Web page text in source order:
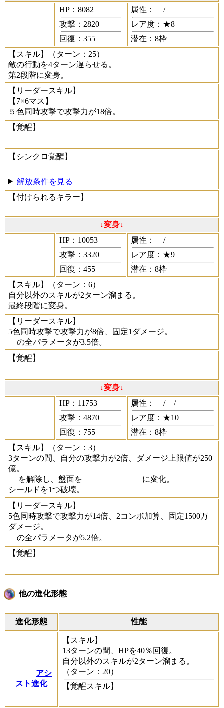
HP：8082
攻撃：2820
回復：355
属性：
/
レア度：★8
潜在：8枠
【スキル】
（ターン：25）
敵の行動を4ターン遅らせる。
第2段階に変身。
【リーダースキル】
【7×6マス】
５色同時攻撃で攻撃力が18倍。
【覚醒】
【シンクロ覚醒】
解放条件を見る
【付けられるキラー】
↓変身↓
HP：10053
攻撃：3320
回復：455
属性：
/
レア度：★9
潜在：8枠
【スキル】
（ターン：6）
自分以外のスキルが2ターン溜まる。
最終段階に変身。
【リーダースキル】
5色同時攻撃で攻撃力が8倍、固定1ダメージ。
の全パラメータが3.5倍。
【覚醒】
↓変身↓
HP：11753
攻撃：4870
回復：755
属性： /
/
レア度：★10
潜在：8枠
【スキル】
（ターン：3）
3ターンの間、自分の攻撃力が2倍、ダメージ上限値が250
億。
を解除し、盤面を
に変化。
シールドを1つ破壊。
【リーダースキル】
5色同時攻撃で攻撃力が14倍、2コンボ加算、固定1500万
ダメージ。
の全パラメータが5.2倍。
【覚醒】
他の進化形態
進化形態 性能
アシ
スト進化
【スキル】
13ターンの間、HPを40％回復。
自分以外のスキルが2ターン溜まる。
（ターン：20）
【覚醒スキル】